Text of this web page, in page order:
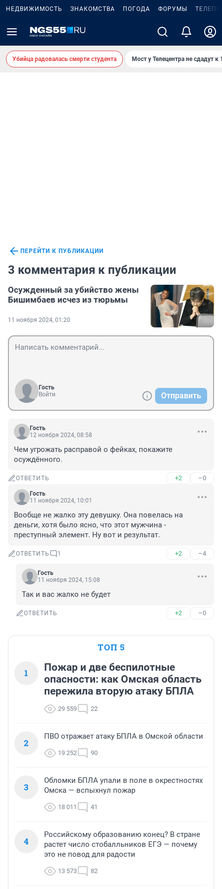
НЕДВИЖИМОСТЬ ЗНАКОМСТВА ПОГОДА ФОРУМЫ
Убийца радовалась смерти студента Мост у Телецентра не сдадут к
ПЕРЕЙТИ К ПУБЛИКАЦИИ
3 комментария к публикации
Осужденный за убийство жены
Бишимбаев исчез из тюрьмы
11 ноября 2024, 01:20
Гость
Войти
Отправить
Гость
12 ноября 2024, 08:58
Чем угрожать расправой о фейках, покажите
осуждённого.
ОТВЕТИТЬ +2 –0
Гость
11 ноября 2024, 10:01
Вообще не жалко эту девушку. Она повелась на
деньги, хотя было ясно, что этот мужчина -
преступный элемент. Ну вот и результат.
ОТВЕТИТЬ 1 +2 –4
Гость
11 ноября 2024, 15:08
Так и вас жалко не будет
ОТВЕТИТЬ +2 –0
ТОП 5
1
Пожар и две беспилотные
опасности: как Омская область
пережила вторую атаку БПЛА
29 559 22
2
ПВО отражает атаку БПЛА в Омской области
19 252 90
3
Обломки БПЛА упали в поле в окрестностях
Омска — вспыхнул пожар
18 011 41
4
Российскому образованию конец? В стране
растет число стобалльников ЕГЭ — почему
это не повод для радости
13 573 82